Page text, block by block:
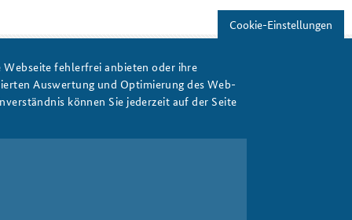
Cookie-Einstellungen
Webseite fehlerfrei anbieten oder ihre
Auswertung und Optimierung des Web-
können Sie jederzeit auf der Seite